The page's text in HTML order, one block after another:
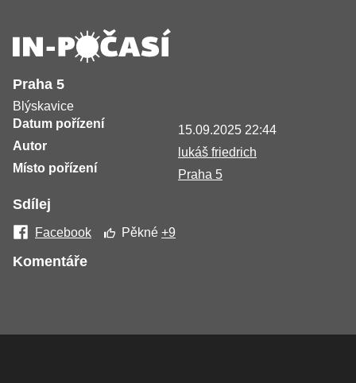
Praha 5
Blýskavice
Datum pořízení
15.09.2025 22:44
Autor
lukáš friedrich
Místo pořízení
Praha 5
Sdílej
Facebook Pěkné+9
Komentáře